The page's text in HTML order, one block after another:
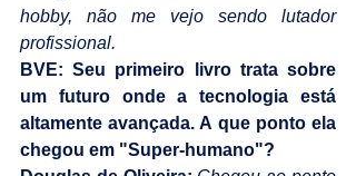
hobby, não me vejo sendo lutador
profissional.
BVE: Seu primeiro livro trata sobre
um futuro onde a tecnologia está
altamente avançada. A que ponto ela
chegou em "Super-humano"?